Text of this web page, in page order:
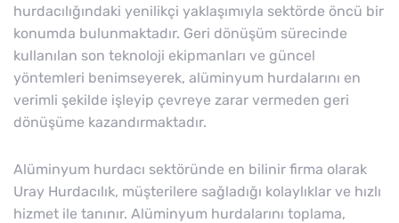
hurdacılığındaki yenilikçi yaklaşımıyla sektörde öncü bir
konumda bulunmaktadır. Geri dönüşüm sürecinde
kullanılan son teknoloji ekipmanları ve güncel
yöntemleri benimseyerek, alüminyum hurdalarını en
verimli şekilde işleyip çevreye zarar vermeden geri
dönüşüme kazandırmaktadır.
Alüminyum hurdacı sektöründe en bilinir firma olarak
Uray Hurdacılık, müşterilere sağladığı kolaylıklar ve hızlı
hizmet ile tanınır. Alüminyum hurdalarını toplama,